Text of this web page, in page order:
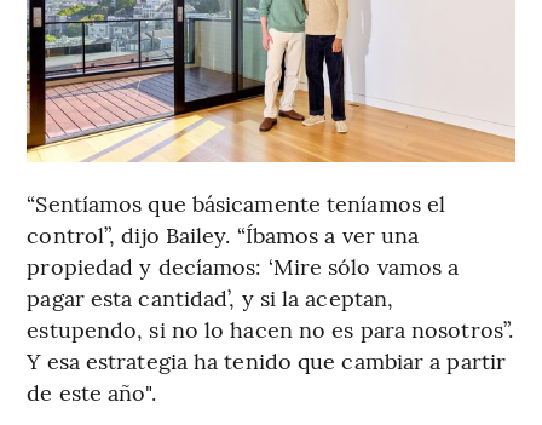
“Sentíamos que básicamente teníamos el
control”, dijo Bailey. “Íbamos a ver una
propiedad y decíamos: ‘Mire sólo vamos a
pagar esta cantidad’, y si la aceptan,
estupendo, si no lo hacen no es para nosotros”.
Y esa estrategia ha tenido que cambiar a partir
de este año".